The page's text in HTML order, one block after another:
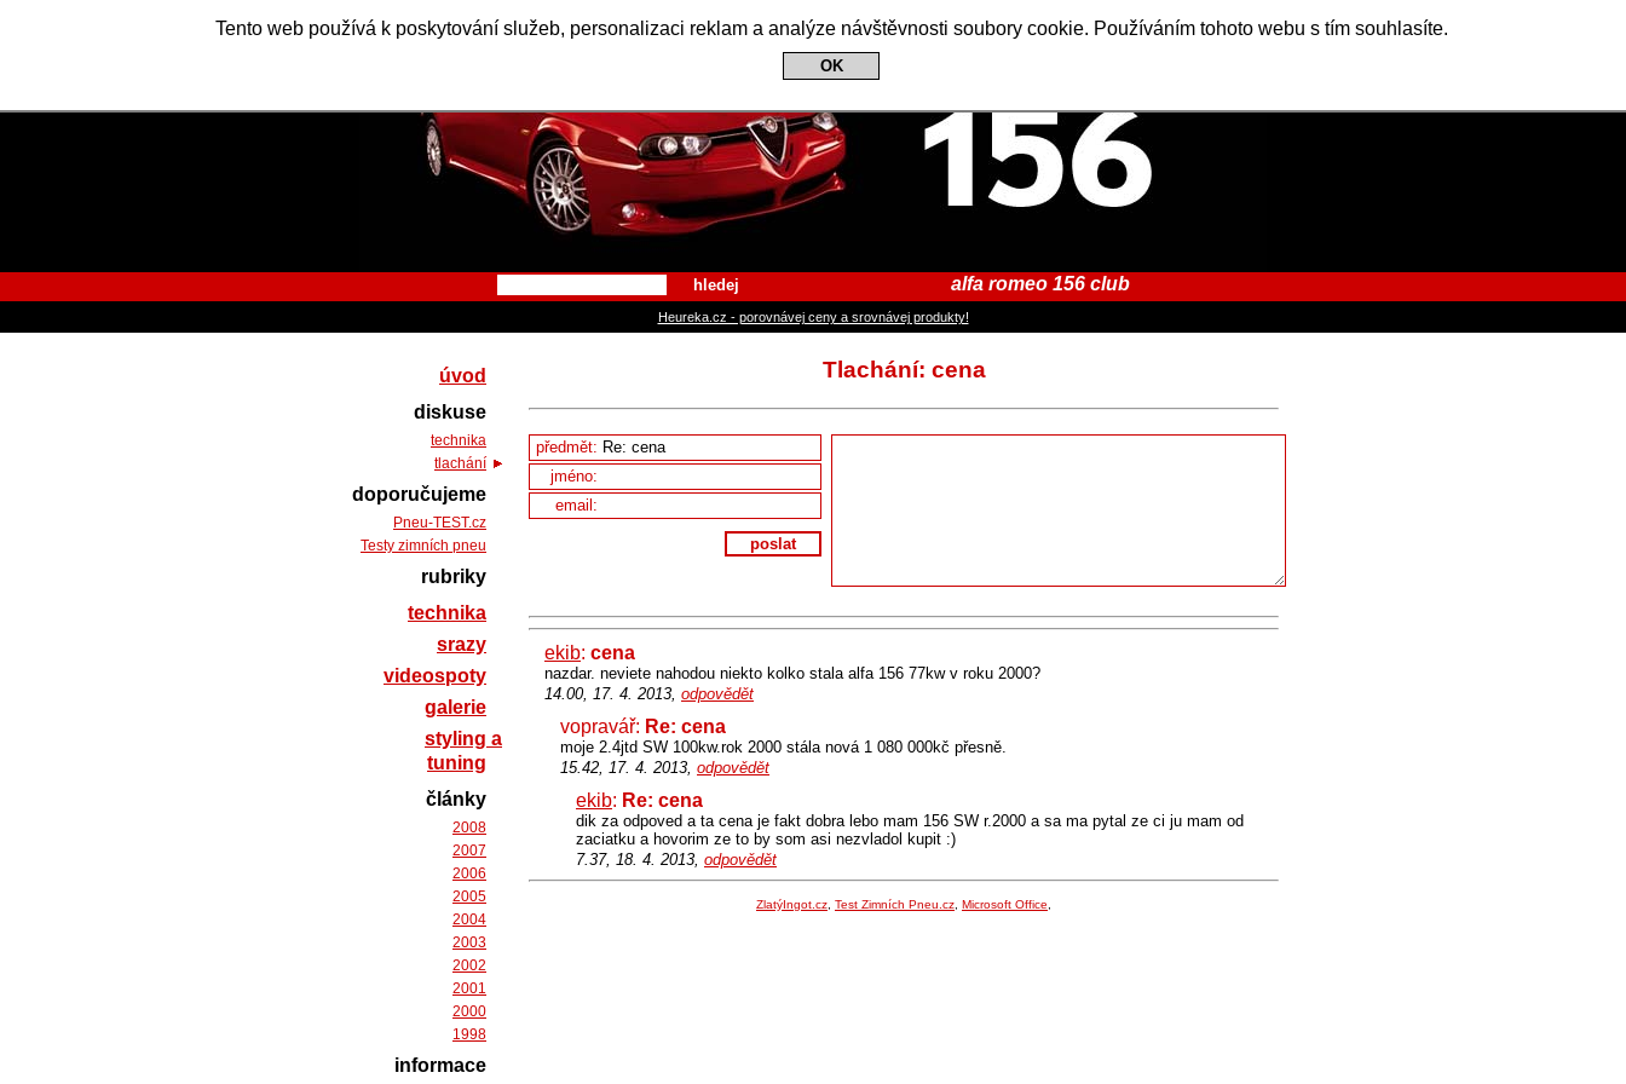
Tento web používá k poskytování služeb, personalizaci reklam a analýze návštěvnosti soubory cookie. Používáním tohoto webu s tím souhlasíte.
OK
Alfa Romeo 156 Club
hledej alfa romeo 156 club
Heureka.cz - porovnávej ceny a srovnávej produkty!
Tlachání: cena
předmět:
jméno:
email:
poslat
ekib: cena
nazdar. neviete nahodou niekto kolko stala alfa 156 77kw v roku 2000?
14.00, 17. 4. 2013, odpovědět
vopravář: Re: cena
moje 2.4jtd SW 100kw.rok 2000 stála nová 1 080 000kč přesně.
15.42, 17. 4. 2013, odpovědět
ekib: Re: cena
dik za odpoved a ta cena je fakt dobra lebo mam 156 SW r.2000 a sa ma pytal ze ci ju mam od
zaciatku a hovorim ze to by som asi nezvladol kupit :)
7.37, 18. 4. 2013, odpovědět
ZlatýIngot.cz Test Zimních Pneu.cz Microsoft Office
úvod
diskuse
technika
tlachání
doporučujeme
Pneu-TEST.cz
Testy zimních pneu
rubriky
technika
srazy
videospoty
galerie
styling a
tuning
články
2008
2007
2006
2005
2004
2003
2002
2001
2000
1998
informace